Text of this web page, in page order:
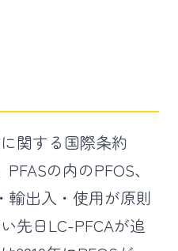
関する国際条約
の内のPFOS、
輸出入・使用が原則
先日LC-PFCAが追